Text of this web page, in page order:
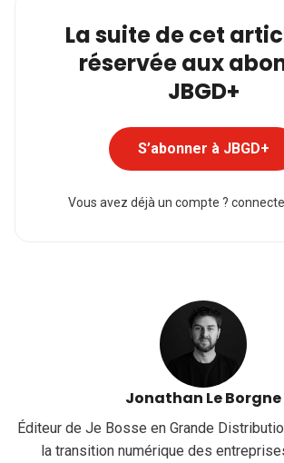
La suite de cet
réservée aux
JBGD+
S’abonner à JBGD+
Vous avez déjà un compte ?
Jonathan Le Borgne
Éditeur de Je Bosse en Grande
la transition numérique des